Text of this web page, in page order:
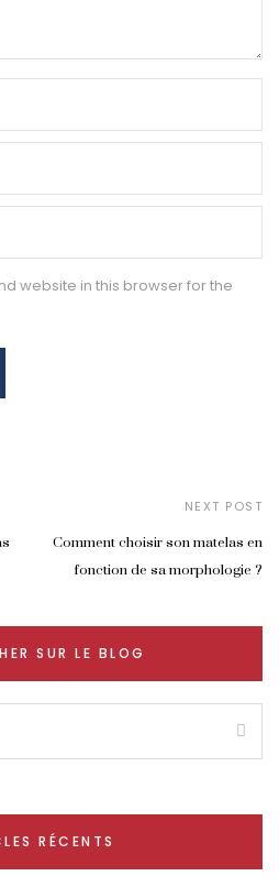
website in this browser for the
NEXT POST
Comment choisir son matelas en
fonction de sa morphologie ?
SUR LE BLOG
RÉCENTS